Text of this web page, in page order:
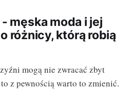
męska moda i jej
różnicy, którą robią
mogą nie zwracać zbyt
z pewnością warto to zmienić.